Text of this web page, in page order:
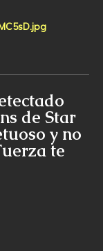
de Star
y no
te